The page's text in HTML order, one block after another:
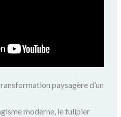
paysagère d’un
moderne, le tulipier